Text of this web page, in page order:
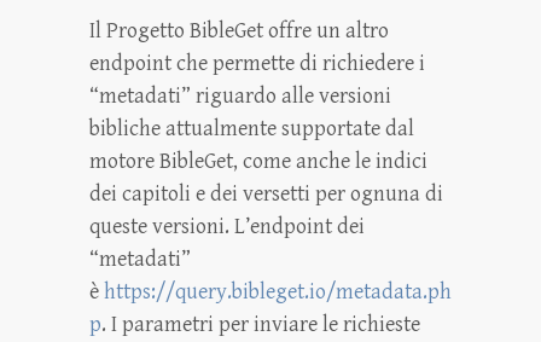
Il Progetto BibleGet offre un altro
endpoint che permette di richiedere i
“metadati” riguardo alle versioni
bibliche attualmente supportate dal
motore BibleGet, come anche le indici
dei capitoli e dei versetti per ognuna di
queste versioni. L’endpoint dei
“metadati”
èhttps://query.bibleget.io/metadata.ph
p. I parametri per inviare le richieste